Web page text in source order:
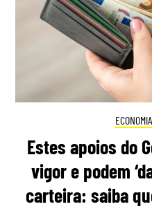
ECONOMIA
Estes apoios do
vigor e podem
carteira: saiba